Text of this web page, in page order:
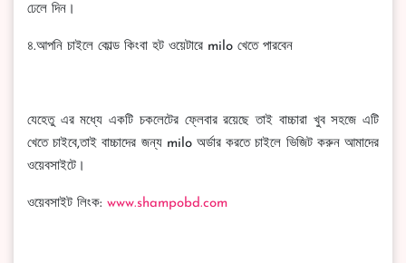
ঢেলে দিন।
৪.আপনি চাইলে কোল্ড কিংবা হট ওয়েটারে milo খেতে পারবেন
যেহেতু এর মধ্যে একটি চকলেটের ফ্লেবার রয়েছে তাই বাচ্চারা খুব সহজে এটি
খেতে চাইবে,তাই বাচ্চাদের জন্য milo অর্ডার করতে চাইলে ভিজিট করুন আমাদের
ওয়েবসাইটে।
ওয়েবসাইট লিংক: www.shampobd.com